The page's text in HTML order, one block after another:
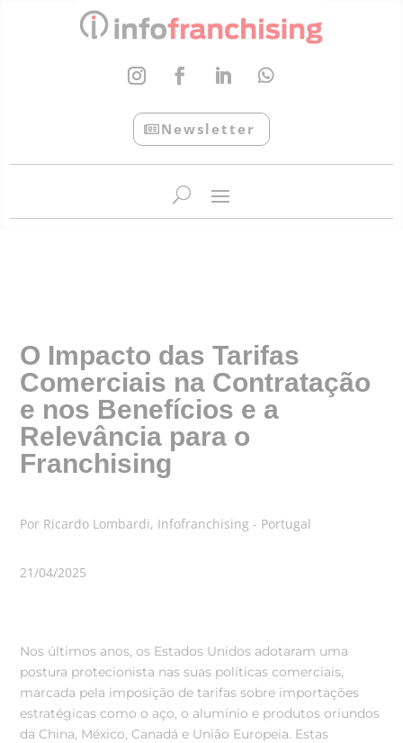
Newsletter
O Impacto das Tarifas
Comerciais na Contratação
e nos Benefícios e a
Relevância para o
Franchising
Por Ricardo Lombardi, Infofranchising - Portugal
21/04/2025
Nos últimos anos, os Estados Unidos adotaram uma
postura protecionista nas suas políticas comerciais,
marcada pela imposição de tarifas sobre importações
estratégicas como o aço, o alumínio e produtos oriundos
da China, México, Canadá e União Europeia. Estas